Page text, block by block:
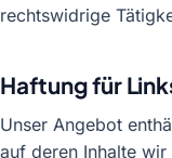
rechtswidrige
Haftung für
Unser Angebot
auf deren Inhalte wir